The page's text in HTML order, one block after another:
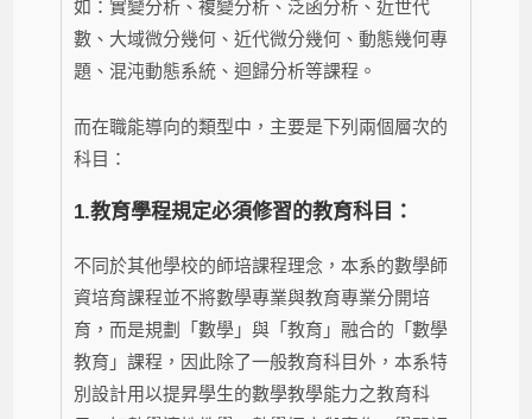
如：實變分析、複變分析、泛函分析、近世代
數、大域微分幾何、近代微分幾何、動態幾何專
題、混沌動態系統、迴歸分析等課程。
而在職能導向的類型中，主要是下列兩個層次的
科目：
1.教育學程規定必須修習的教育科目：
不同於其他學校的師培課程理念，本系的數學師
資培育課程並不將數學專業與教育專業分開培
育，而是規劃「數學」與「教育」融合的「數學
教育」課程，因此除了一般教育科目外，本系特
別設計用以提昇學生的數學教學能力之教育科